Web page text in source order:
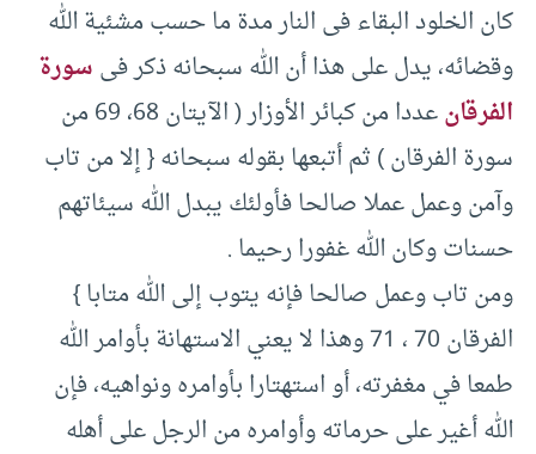
كان الخلود البقاء فى النار مدة ما حسب مشئية الله
وقضائه، يدل على هذا أن الله سبحانه ذكر فىسورة
الفرقان
عددا من كبائر الأوزار (‏ الآيتان ‏68، ‏69 من
سورة الفرقان )‏ ثم أتبعها بقوله سبحانه {‏ إلا من تاب
وآمن وعمل عملا صالحا فأولئك يبدل الله سيئاتهم
حسنات وكان الله غفورا رحيما .‏
ومن تاب وعمل صالحا فإنه يتوب إلى الله متابا }‏
الفرقان ‏70 ، ‏71 وهذا لا يعني الاستهانة بأوامر الله
طمعا في مغفرته، أو استهتارا بأوامره ونواهيه، فإن
الله أغير على حرماته وأوامره من الرجل على أهله